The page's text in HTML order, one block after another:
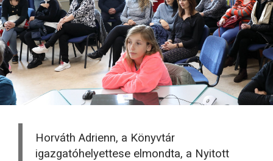
Horváth Adrienn, a Könyvtár
igazgatóhelyettese elmondta, a Nyitott